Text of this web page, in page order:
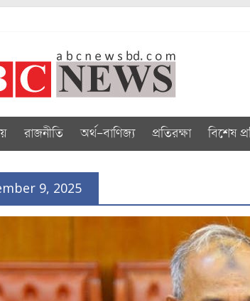
রাজনীতি অর্থ-বাণিজ্য প্রতিরক্ষা বিশেষ
9, 2025